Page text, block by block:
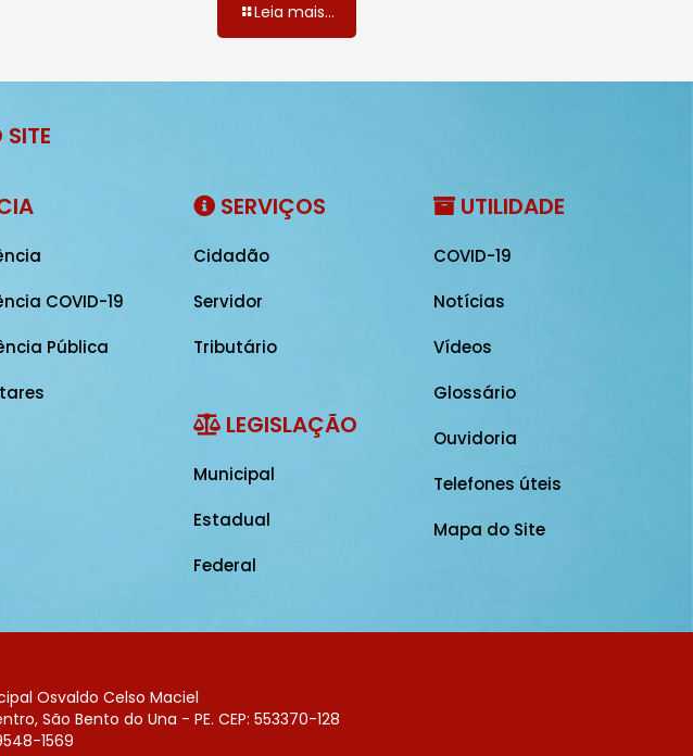
Leia mais...
COVID-19
Pública
SERVIÇOS
Cidadão
Servidor
Tributário
LEGISLAÇÃO
Municipal
Estadual
Federal
UTILIDADE
COVID-19
Notícias
Vídeos
Glossário
Ouvidoria
Telefones úteis
Mapa do Site
Osvaldo Celso Maciel
São Bento do Una - PE. CEP: 553370-128
1569